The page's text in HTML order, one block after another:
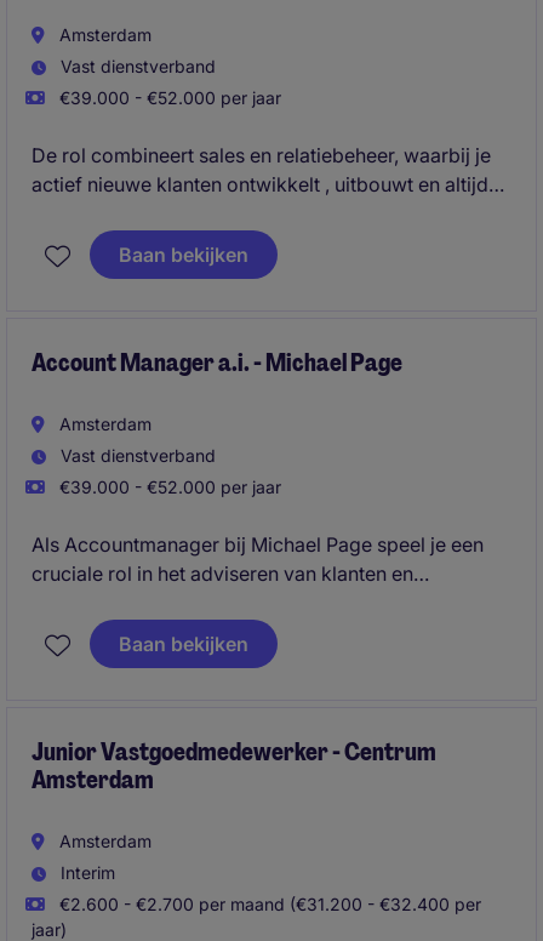
Amsterdam
Vast dienstverband
€39.000 - €52.000 per jaar
De rol combineert sales en relatiebeheer, waarbij je
actief nieuwe klanten ontwikkelt , uitbouwt en altijd
dynamische en resultaatgerichte functie waarin je
commerciële doelen combineert met het maken van
Baan bekijken
Account Manager a.i. - Michael Page
Amsterdam
Vast dienstverband
€39.000 - €52.000 per jaar
Als Accountmanager bij Michael Page speel je een
cruciale rol in het adviseren van klanten en
met een focus op klantrelaties om praktische
resultaten te boeken.
Baan bekijken
Junior Vastgoedmedewerker - Centrum
Amsterdam
Amsterdam
Interim
€2.600 - €2.700 per maand (€31.200 - €32.400 per
jaar)